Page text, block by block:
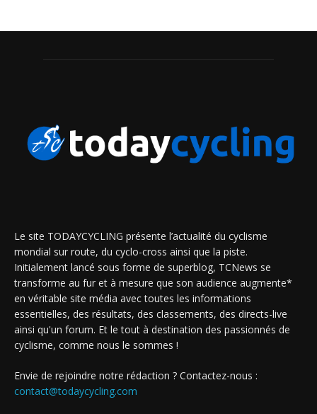
Le site TODAYCYCLING présente l’actualité du cyclisme
mondial sur route, du cyclo-cross ainsi que la piste.
Initialement lancé sous forme de superblog, TCNews se
transforme au fur et à mesure que son audience augmente*
en véritable site média avec toutes les informations
essentielles, des résultats, des classements, des directs-live
ainsi qu'un forum. Et le tout à destination des passionnés de
cyclisme, comme nous le sommes !
Envie de rejoindre notre rédaction ? Contactez-nous :
contact@todaycycling.com